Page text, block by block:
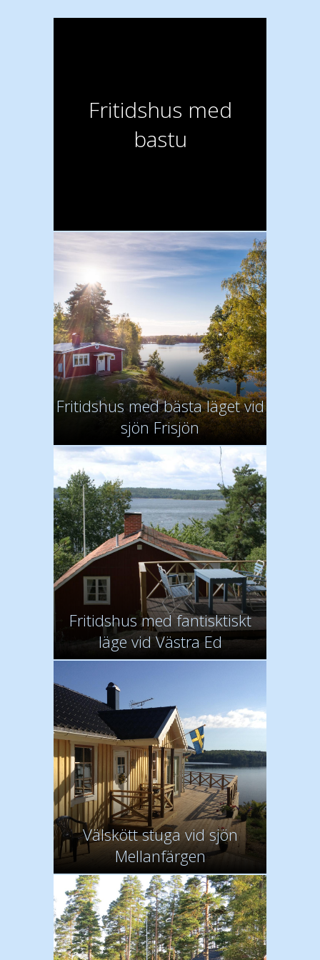
Fritidshus med
bastu
Fritidshus med bästa läget vid
sjön Frisjön
Fritidshus med fantisktiskt
läge vid Västra Ed
Välskött stuga vid sjön
Mellanfärgen